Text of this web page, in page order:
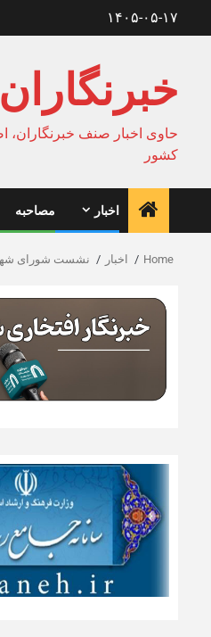
۱۴۰۵-۰۵-۱۷
حاوی اخبار صنف
کشور
اخبار مصاحبه
Home اخبار نشست شورای